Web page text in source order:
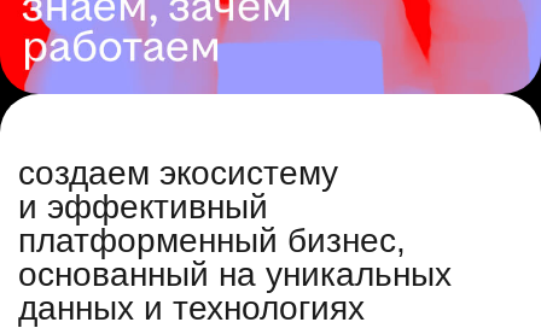
создаем экосистему
и эффективный
платформенный бизнес,
основанный на уникальных
данных и технологиях